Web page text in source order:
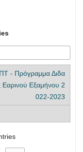
- Πρόγραμμα Διδα
Εαρινού Εξαμήνου 2
022-2023